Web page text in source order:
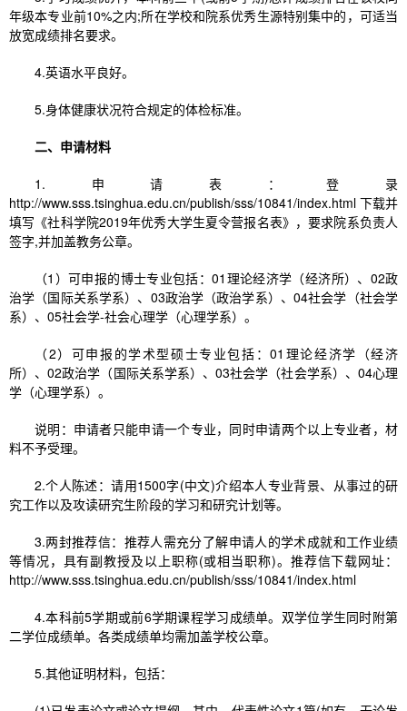
年级本专业前10%之内;所在学校和院系优秀生源特别集中的，可适当
放宽成绩排名要求。
4.英语水平良好。
5.身体健康状况符合规定的体检标准。
二、申请材料
1.申请表：登录
http://www.sss.tsinghua.edu.cn/publish/sss/10841/index.html 下载并
填写《社科学院2019年优秀大学生夏令营报名表》，要求院系负责人
签字,并加盖教务公章。
（1）可申报的博士专业包括：01理论经济学（经济所）、02政
治学（国际关系学系）、03政治学（政治学系）、04社会学（社会学
系）、05社会学-社会心理学（心理学系）。
（2）可申报的学术型硕士专业包括：01理论经济学（经济
所）、02政治学（国际关系学系）、03社会学（社会学系）、04心理
学（心理学系）。
说明：申请者只能申请一个专业，同时申请两个以上专业者，材
料不予受理。
2.个人陈述：请用1500字(中文)介绍本人专业背景、从事过的研
究工作以及攻读研究生阶段的学习和研究计划等。
3.两封推荐信：推荐人需充分了解申请人的学术成就和工作业绩
等情况，具有副教授及以上职称(或相当职称)。推荐信下载网址：
http://www.sss.tsinghua.edu.cn/publish/sss/10841/index.html
4.本科前5学期或前6学期课程学习成绩单。双学位学生同时附第
二学位成绩单。各类成绩单均需加盖学校公章。
5.其他证明材料，包括：